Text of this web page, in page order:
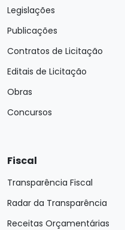
Legislações
Publicações
Contratos de Licitação
Editais de Licitação
Obras
Concursos
Fiscal
Transparência Fiscal
Radar da Transparência
Receitas Orçamentárias